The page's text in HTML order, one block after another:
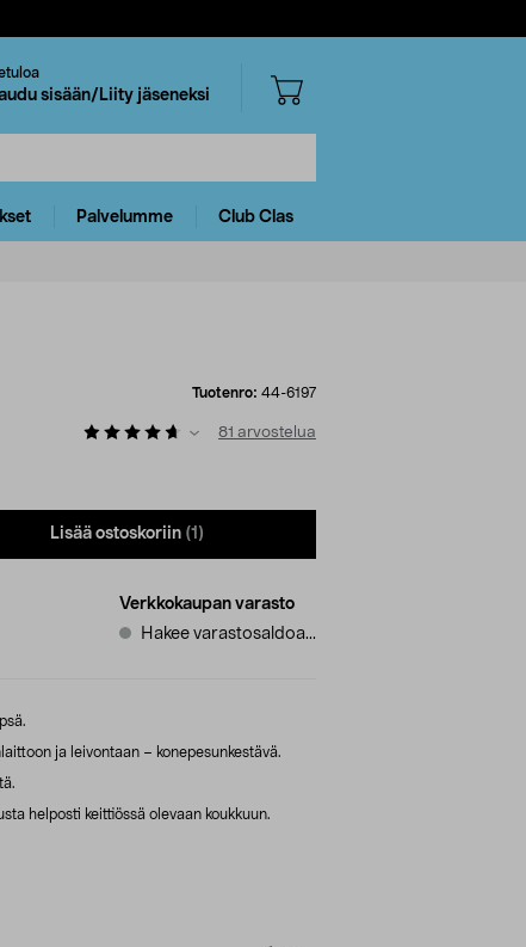
sisään/Liity jäseneksi
Palvelumme Club Clas
Tuotenro: 44-6197
81 arvostelua
Lisää ostoskoriin (1)
Verkkokaupan varasto
Hakee varastosaldoa...
ja leivontaan – konepesunkestävä.
helposti keittiössä olevaan koukkuun.